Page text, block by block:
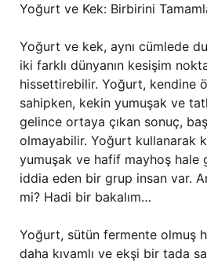
Yoğurt ve Kek: Birbirini
Yoğurt ve kek, aynı cümlede
iki farklı dünyanın kesişim
hissettirebilir. Yoğurt, kendine
sahipken, kekin yumuşak ve
gelince ortaya çıkan sonuç,
olmayabilir. Yoğurt kullanarak
yumuşak ve hafif mayhoş hale
iddia eden bir grup insan var.
mi? Hadi bir bakalım…
Yoğurt, sütün fermente olmuş
daha kıvamlı ve ekşi bir tada